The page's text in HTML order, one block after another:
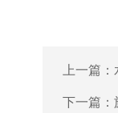
上一篇：
下一篇：